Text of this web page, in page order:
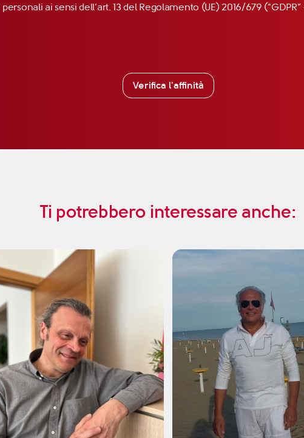
ai sensi dell’art. 13 del Regolamento (UE) 2016/679
Verifica l'affinità
Ti potrebbero interessare anche: